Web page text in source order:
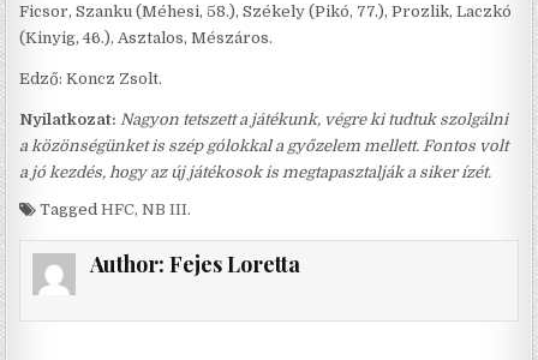
Ficsor, Szanku (Méhesi, 58.), Székely (Pikó, 77.), Prozlik, Laczkó
(Kinyig, 46.), Asztalos, Mészáros.
Edző: Koncz Zsolt.
Nyilatkozat: Nagyon tetszett a játékunk, végre ki tudtuk szolgálni
a közönségünket is szép gólokkal a győzelem mellett. Fontos volt
a jó kezdés, hogy az új játékosok is megtapasztalják a siker ízét.
TaggedHFC,NB III.
Author: Fejes Loretta